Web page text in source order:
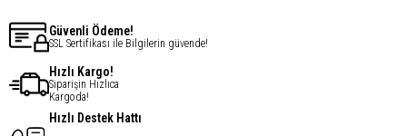
Güvenli Ödeme!
SSL Sertifikası ile Bilgilerin güvende!
Hızlı Kargo!
Siparişin Hızlıca
Kargoda!
Hızlı Destek Hattı